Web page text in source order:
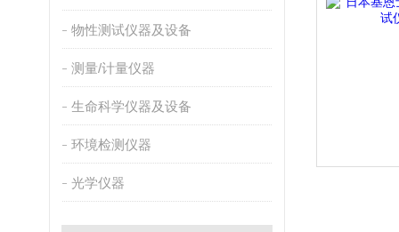
物性测试仪器及设备
测量/计量仪器
生命科学仪器及设备
环境检测仪器
光学仪器